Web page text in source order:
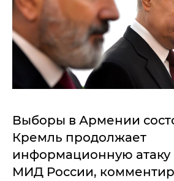
Выборы в Армении
Кремль продолжает
информационную атаку
МИД России,